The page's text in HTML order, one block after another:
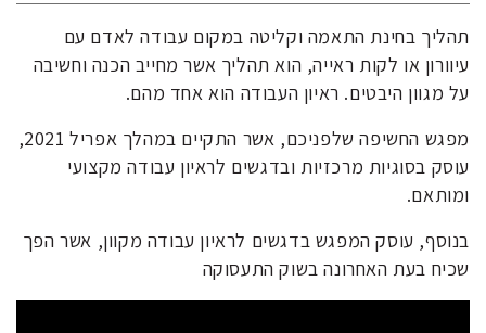
תהליך בחינת התאמה וקליטה במקום עבודה לאדם עם
עיוורון או לקות ראייה, הוא תהליך אשר מחייב הכנה וחשיבה
על מגוון היבטים. ראיון העבודה הוא אחד מהם.
מפגש החשיפה שלפניכם, אשר התקיים במהלך אפריל 2021,
עוסק בסוגיות מרכזיות ובדגשים לראיון עבודה מקצועי
ומותאם.
בנוסף, עוסק המפגש בדגשים לראיון עבודה מקוון, אשר הפך
שכיח בעת האחרונה בשוק התעסוקה